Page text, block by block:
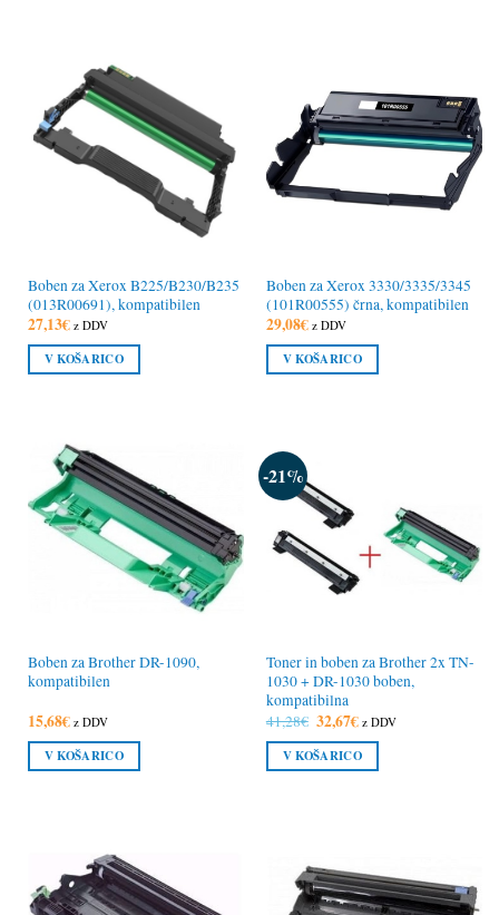
Boben za Xerox B225/B230/B235
(013R00691), kompatibilen
27,13€ z DDV
V KOŠARICO
Boben za Xerox 3330/3335/3345
(101R00555) črna, kompatibilen
29,08€ z DDV
V KOŠARICO
Boben za Brother DR-1090,
kompatibilen
15,68€ z DDV
V KOŠARICO
-21%
Toner in boben za Brother 2x TN-
1030 + DR-1030 boben,
kompatibilna
41,28€ Izvirna
cena
je
bila:
41,28€.
32,67€Trenutna
cena
je:
32,67€.
z DDV
V KOŠARICO